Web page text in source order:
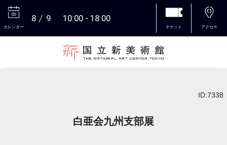
カレンダー
8 9 10:00 18:00
チケット アクセス
ID:7338
白亜会九州支部展